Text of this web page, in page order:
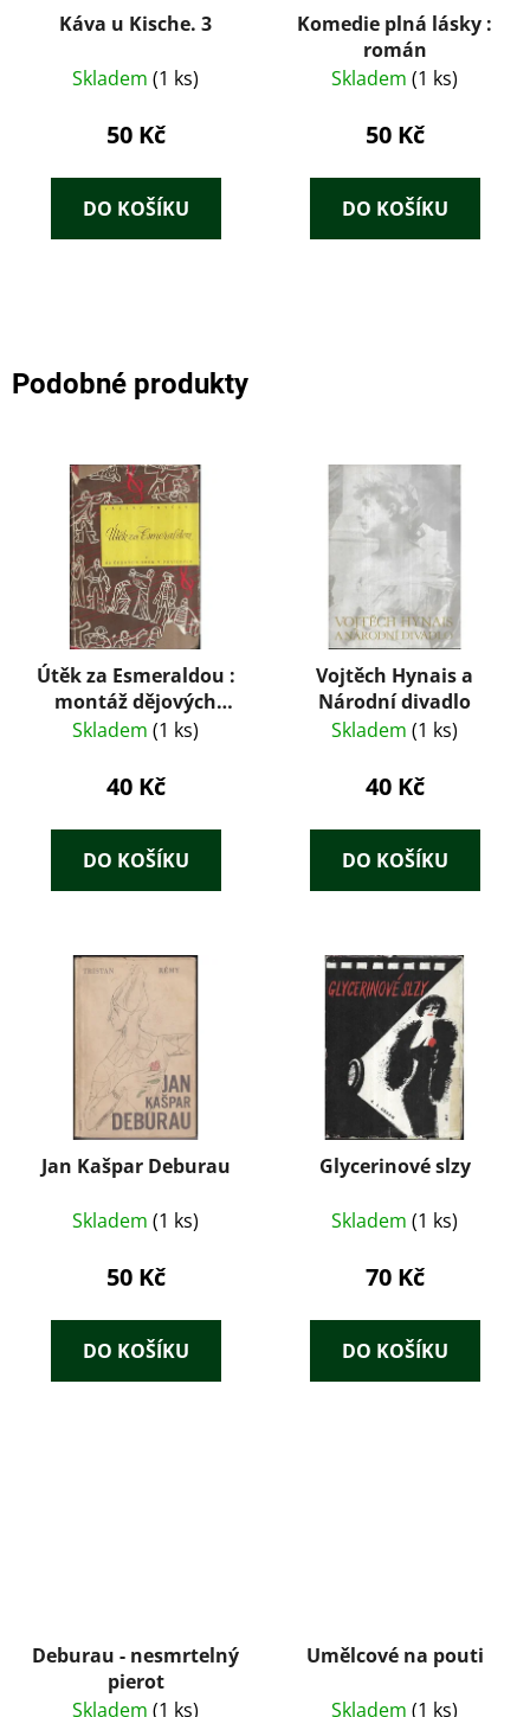
Káva u Kische. 3
Skladem (1 ks)
50 Kč
DO KOŠÍKU
Komedie plná lásky :
román
Skladem (1 ks)
50 Kč
DO KOŠÍKU
Podobné produkty
Útěk za Esmeraldou :
montáž dějových
obsahů 80 oper
Skladem (1 ks)
40 Kč
DO KOŠÍKU
Vojtěch Hynais a
Národní divadlo
Skladem (1 ks)
40 Kč
DO KOŠÍKU
Jan Kašpar Deburau
Skladem (1 ks)
50 Kč
DO KOŠÍKU
Glycerinové slzy
Skladem (1 ks)
70 Kč
DO KOŠÍKU
Deburau - nesmrtelný
pierot
Skladem (1 ks)
Umělcové na pouti
Skladem (1 ks)